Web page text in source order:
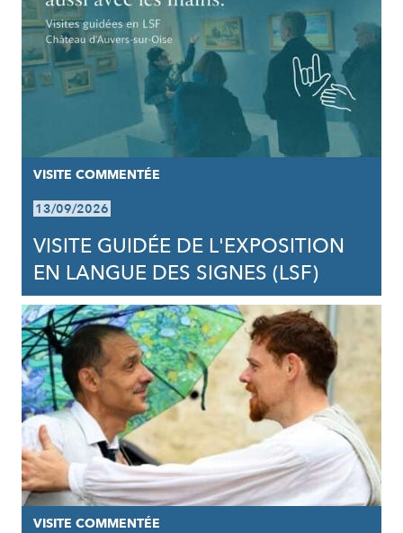
VISITE COMMENTÉE
13/09/2026
VISITE GUIDÉE DE L'EXPOSITION
EN LANGUE DES SIGNES (LSF)
VISITE COMMENTÉE